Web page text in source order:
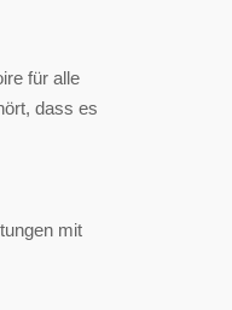
für alle
dass es
mit